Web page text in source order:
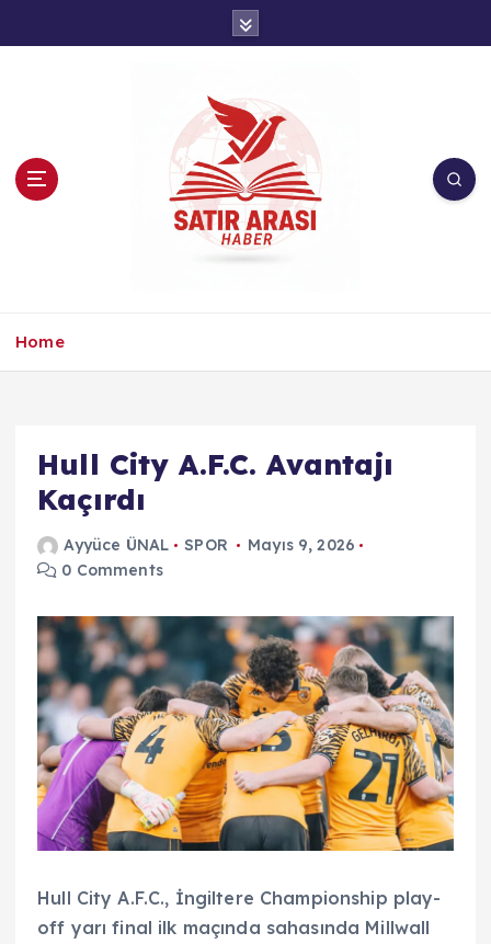
Home
Hull City A.F.C. Avantajı
Kaçırdı
Ayyüce ÜNAL SPOR
Mayıs 9, 2026
0 Comments
Hull City A.F.C., İngiltere Championship play-
off yarı final ilk maçında sahasında Millwall